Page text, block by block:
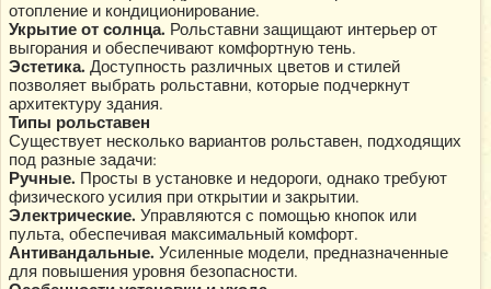
отопление и кондиционирование.
Укрытие от солнца. Рольставни защищают интерьер от
выгорания и обеспечивают комфортную тень.
Эстетика. Доступность различных цветов и стилей
позволяет выбрать рольставни, которые подчеркнут
архитектуру здания.
Типы рольставен
Существует несколько вариантов рольставен, подходящих
под разные задачи:
Ручные. Просты в установке и недороги, однако требуют
физического усилия при открытии и закрытии.
Электрические. Управляются с помощью кнопок или
пульта, обеспечивая максимальный комфорт.
Антивандальные. Усиленные модели, предназначенные
для повышения уровня безопасности.